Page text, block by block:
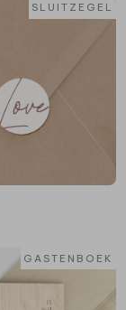
SLUITZEGEL
GASTENBOEK